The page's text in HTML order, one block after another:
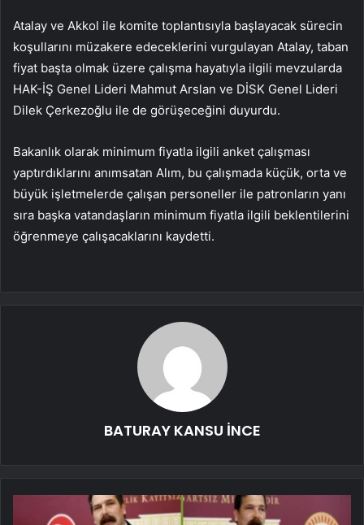
Atalay ve Akkol ile komite toplantısıyla başlayacak sürecin
koşullarını müzakere edeceklerini vurgulayan Atalay, taban
fiyat başta olmak üzere çalışma hayatıyla ilgili mevzularda
HAK-İŞ Genel Lideri Mahmut Arslan ve DİSK Genel Lideri
Dilek Çerkezoğlu ile de görüşeceğini duyurdu.
Bakanlık olarak minimum fiyatla ilgili anket çalışması
yaptırdıklarını anımsatan Alım, bu çalışmada küçük, orta ve
büyük işletmelerde çalışan personeller ile patronların yanı
sıra başka vatandaşların minimum fiyatla ilgili beklentilerini
öğrenmeye çalışacaklarını kaydetti.
BATURAY KANSU İNCE